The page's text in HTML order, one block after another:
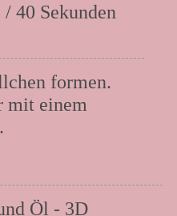
40 Sekunden
formen.
mit einem
Öl - 3D